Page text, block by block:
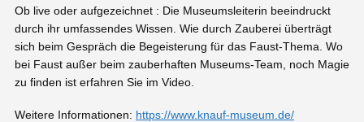
Ob live oder aufgezeichnet : Die Museumsleiterin beeindruckt
durch ihr umfassendes Wissen. Wie durch Zauberei überträgt
sich beim Gespräch die Begeisterung für das Faust-Thema. Wo
bei Faust außer beim zauberhaften Museums-Team, noch Magie
zu finden ist erfahren Sie im Video.
Weitere Informationen: https://www.knauf-museum.de/